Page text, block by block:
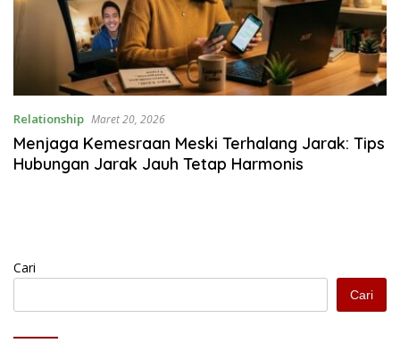
Relationship Maret 20, 2026
Menjaga Kemesraan Meski Terhalang Jarak: Tips
Hubungan Jarak Jauh Tetap Harmonis
Cari
Cari